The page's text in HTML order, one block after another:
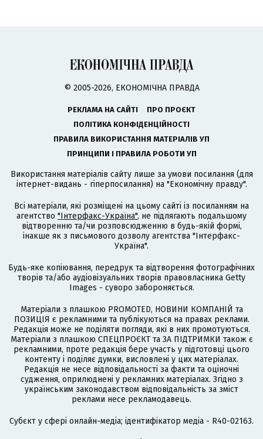
© 2005-2026, ЕКОНОМІЧНА ПРАВДА
РЕКЛАМА НА САЙТІ
ПРО ПРОЄКТ
ПОЛІТИКА КОНФІДЕНЦІЙНОСТІ
ПРАВИЛА ВИКОРИСТАННЯ МАТЕРІАЛІВ УП
ПРИНЦИПИ І ПРАВИЛА РОБОТИ УП
Використання матеріалів сайту лише за умови посилання (для
інтернет-видань - гіперпосилання) на "Економічну правду".
Всі матеріали, які розміщені на цьому сайті із посиланням на
агентство "Інтерфакс-Україна", не підлягають подальшому
відтворенню та/чи розповсюдженню в будь-якій формі,
інакше як з письмового дозволу агентства "Інтерфакс-
Україна".
Будь-яке копіювання, передрук та відтворення фотографічних
творів та/або аудіовізуальних творів правовласника Getty
Images - суворо забороняється.
Матеріали з плашкою PROMOTED, НОВИНИ КОМПАНІЙ та
ПОЗИЦІЯ є рекламними та публікуються на правах реклами.
Редакція може не поділяти погляди, які в них промотуються.
Матеріали з плашкою СПЕЦПРОЄКТ та ЗА ПІДТРИМКИ також є
рекламними, проте редакція бере участь у підготовці цього
контенту і поділяє думки, висловлені у цих матеріалах.
Редакція не несе відповідальності за факти та оціночні
судження, оприлюднені у рекламних матеріалах. Згідно з
українським законодавством відповідальність за зміст
реклами несе рекламодавець.
Cубєкт у сфері онлайн-медіа; ідентифікатор медіа - R40-02163.